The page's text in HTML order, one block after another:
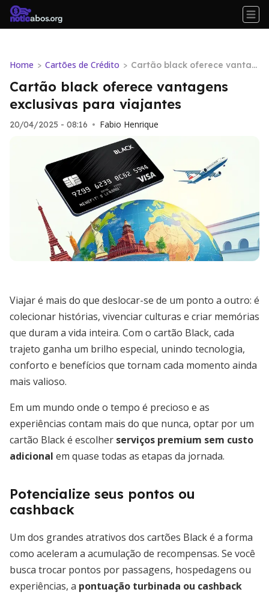
Home > Cartões de Crédito > Cartão black oferece vantag
Cartão black oferece vantagens
exclusivas para viajantes
20/04/2025 - 08:16 • Fabio Henrique
Viajar é mais do que deslocar-se de um ponto a outro: é
colecionar histórias, vivenciar culturas e criar memórias
que duram a vida inteira. Com o cartão Black, cada
trajeto ganha um brilho especial, unindo tecnologia,
conforto e benefícios que tornam cada momento ainda
mais valioso.
Em um mundo onde o tempo é precioso e as
experiências contam mais do que nunca, optar por um
cartão Black é escolher serviços premium sem custo
adicional em quase todas as etapas da jornada.
Potencialize seus pontos ou
cashback
Um dos grandes atrativos dos cartões Black é a forma
como aceleram a acumulação de recompensas. Se você
busca trocar pontos por passagens, hospedagens ou
experiências, a pontuação turbinada ou cashback